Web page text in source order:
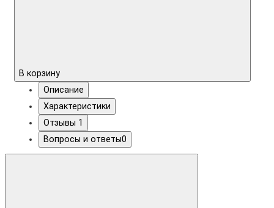
В корзину
Описание
Характеристики
Отзывы 1
Вопросы и ответы0